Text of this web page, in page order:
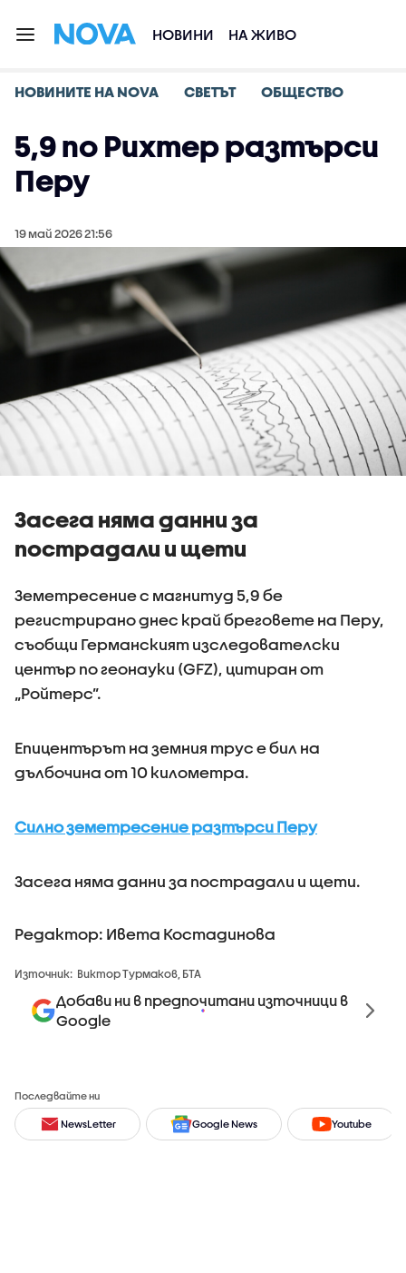
НОВИНИ НА ЖИВО
НОВИНИТЕ НА NOVA СВЕТЪТ ОБЩЕСТВО
5,9 по Рихтер разтърси
Перу
19 май 2026 21:56
Засега няма данни за
пострадали и щети
Земетресение с магнитуд 5,9 бе
регистрирано днес край бреговете на Перу,
съобщи Германският изследователски
център по геонауки (GFZ), цитиран от
„Ройтерс”.
Епицентърът на земния трус е бил на
дълбочина от 10 километра.
Силно земетресение разтърси Перу
Засега няма данни за пострадали и щети.
Редактор: Ивета Костадинова
Източник: Виктор Турмаков, БТА
Добави ни в предпочитани източници в
Google
Последвайте ни
NewsLetter Google News Youtube